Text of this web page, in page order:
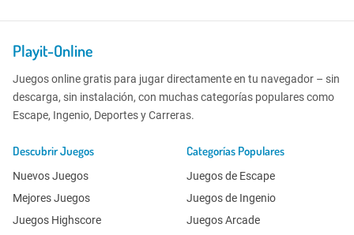
Playit-Online
Juegos online gratis para jugar directamente en tu navegador – sin
descarga, sin instalación, con muchas categorías populares como
Escape, Ingenio, Deportes y Carreras.
Descubrir Juegos
Nuevos Juegos
Mejores Juegos
Juegos Highscore
Categorías Populares
Juegos de Escape
Juegos de Ingenio
Juegos Arcade